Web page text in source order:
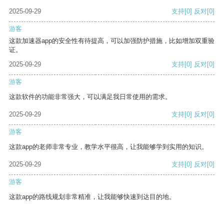
2025-09-29
支持[0] 反对[0]
游客
这款加速器app的安全性有待提高，可以加强防护措施，比如增加双重验
证。
2025-09-29
支持[0] 反对[0]
游客
这款软件的功能非常强大，可以满足我日常使用的需求。
2025-09-29 支持[0] 反对[0]
游客
这款app的老师非常专业，教学水平很高，让我能够学到实用的知识。
2025-09-29 支持[0] 反对[0]
游客
这款app的路线规划非常精准，让我能够快速到达目的地。